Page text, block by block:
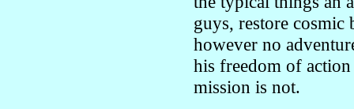
guys, restore cosmic
however no
his freedom of
mission is not.